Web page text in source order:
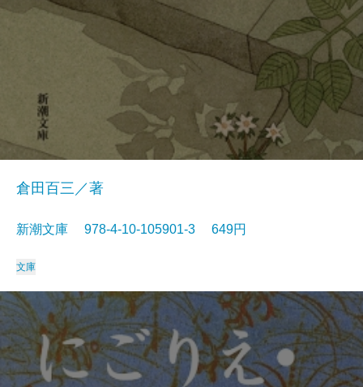
倉田百三／著
新潮文庫 978-4-10-105901-3 649円
文庫